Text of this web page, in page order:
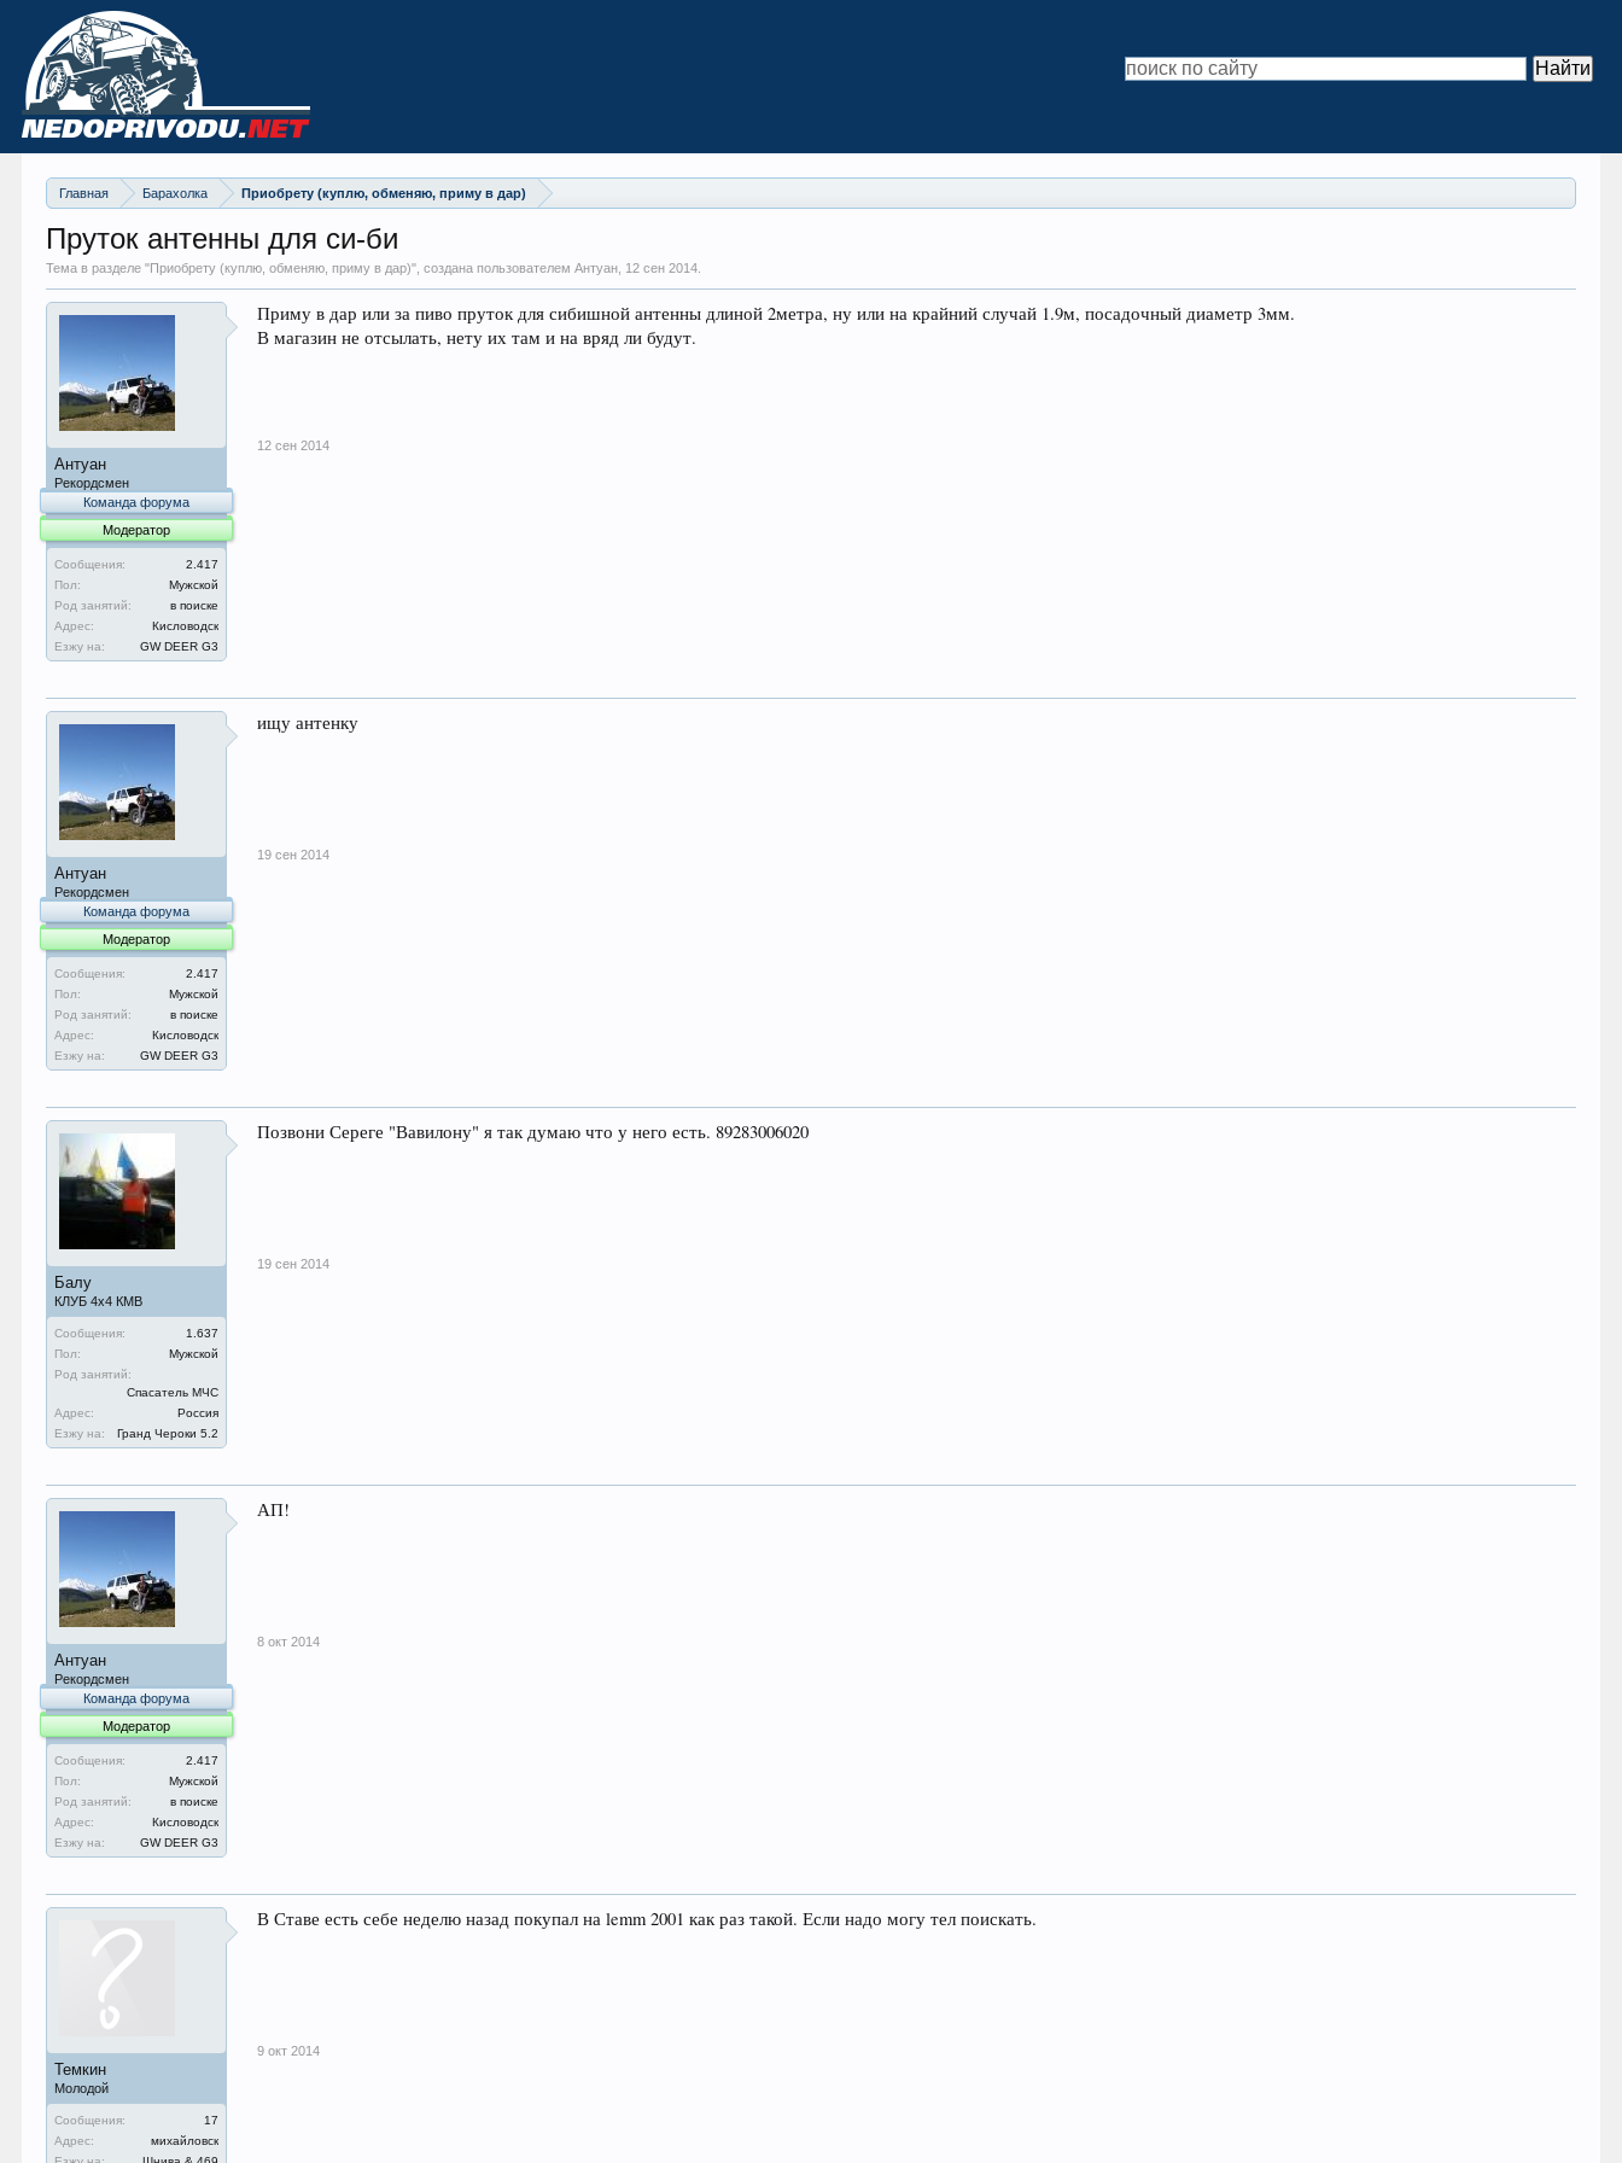
Главная Барахолка Приобрету (куплю, обменяю, приму в дар)
Пруток антенны для си-би
Тема в разделе "Приобрету (куплю, обменяю, приму в дар)", создана пользователем Антуан, 12 сен 2014
Антуан
Рекордсмен
Команда форума
Модератор
Сообщения:
2.417
Пол:
Мужской
Род занятий:
в поиске
Адрес:
Кисловодск
Езжу на:
GW DEER G3
Приму в дар или за пиво пруток для сибишной антенны длиной 2метра, ну или на крайний случай 1.9м, посадочный диаметр 3мм.
В магазин не отсылать, нету их там и на вряд ли будут.
12 сен 2014
Антуан
Рекордсмен
Команда форума
Модератор
Сообщения:
2.417
Пол:
Мужской
Род занятий:
в поиске
Адрес:
Кисловодск
Езжу на:
GW DEER G3
ищу антенку
19 сен 2014
Балу
КЛУБ 4х4 КМВ
Сообщения:
1.637
Пол:
Мужской
Род занятий:
Спасатель МЧС
Адрес:
Россия
Езжу на:
Гранд Чероки 5.2
Позвони Сереге "Вавилону" я так думаю что у него есть. 89283006020
19 сен 2014
Антуан
Рекордсмен
Команда форума
Модератор
Сообщения:
2.417
Пол:
Мужской
Род занятий:
в поиске
Адрес:
Кисловодск
Езжу на:
GW DEER G3
АП!
8 окт 2014
Темкин
Молодой
Сообщения:
17
Адрес:
михайловск
В Ставе есть себе неделю назад покупал на lemm 2001 как раз такой. Если надо могу тел поискать.
9 окт 2014